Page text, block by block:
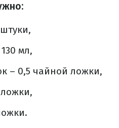
мл,
– 0,5 чайной ложки,